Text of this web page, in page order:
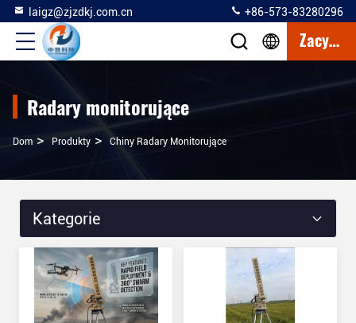
laigz@zjzdkj.com.cn +86-573-83280296
Zacytować
Radary monitorujące
Dom > Produkty > Chiny Radary Monitorujące
Kategorie